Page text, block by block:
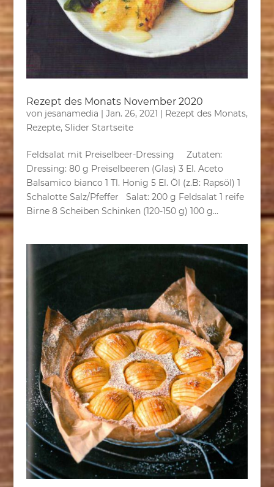
Rezept des Monats November 2020
von jesanamedia | Jan. 26, 2021 | Rezept des Monats,
Rezepte, Slider Startseite
Feldsalat mit Preiselbeer-Dressing Zutaten:
Dressing: 80 g Preiselbeeren (Glas) 3 El. Aceto
Balsamico bianco 1 Tl. Honig 5 El. Öl (z.B: Rapsöl) 1
Schalotte Salz/Pfeffer Salat: 200 g Feldsalat 1 reife
Birne 8 Scheiben Schinken (120-150 g) 100 g...